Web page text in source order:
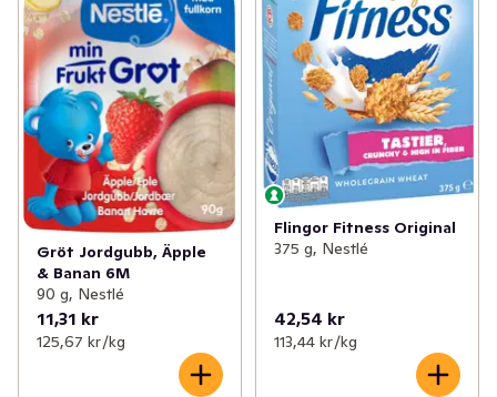
Gröt Jordgubb, Äpple
& Banan 6M
90 g, Nestlé
11,31 kr
125,67 kr /kg
Flingor Fitness Original
375 g, Nestlé
42,54 kr
113,44 kr /kg